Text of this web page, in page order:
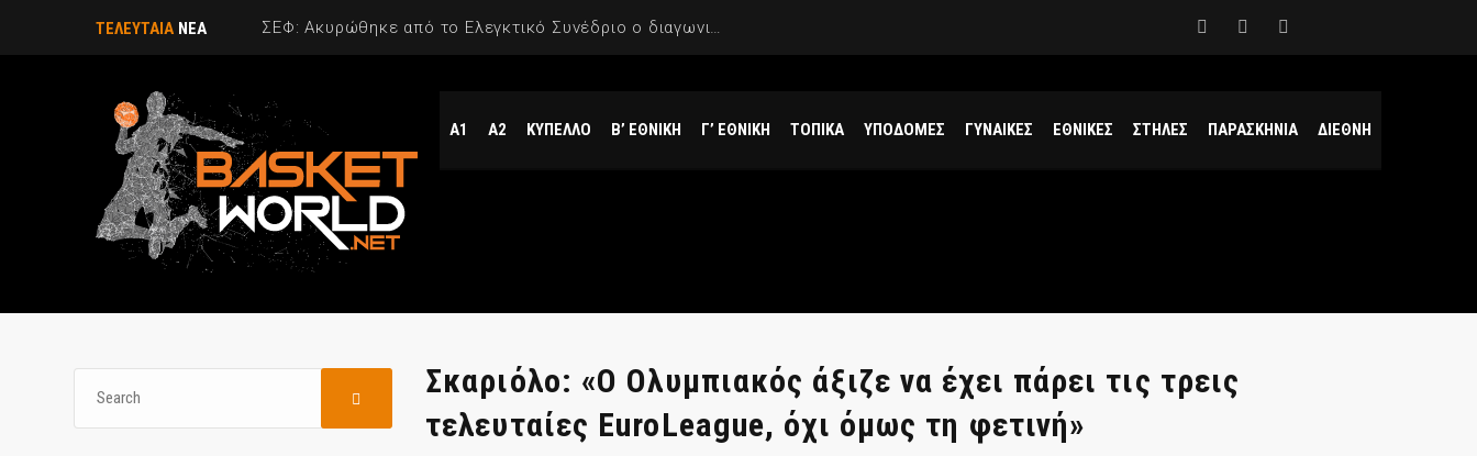
ΤΕΛΕΥΤΑΙΑ ΝΕΑ ΣΕΦ: Ακυρώθηκε από το Ελεγκτικό Συνέδριο ο διαγωνισμός για την ενεργειακή αναβάθμισή του, επαναπροκηρύσσεται το έργο
Α1 Α2 ΚΥΠΕΛΛΟ Β’ ΕΘΝΙΚΗ Γ’ ΕΘΝΙΚΗ ΤΟΠΙΚΑ ΥΠΟΔΟΜΕΣ ΓΥΝΑΙΚΕΣ ΕΘΝΙΚΕΣ ΣΤΗΛΕΣ ΠΑΡΑΣΚΗΝΙΑ ΔΙΕΘΝΗ
Σκαριόλο: «Ο Ολυμπιακός άξιζε να έχει πάρει τις τρεις
τελευταίες EuroLeague, όχι όμως τη φετινή»